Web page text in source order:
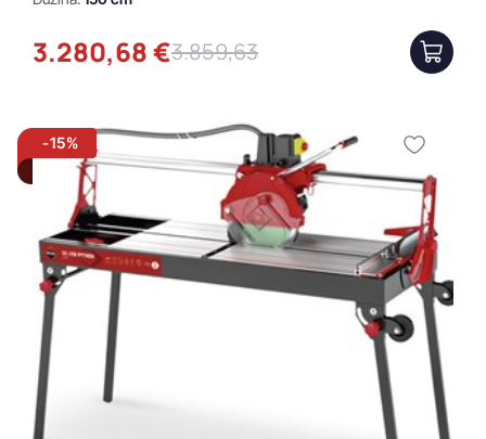
3.280,68 €3.859,63
-15%